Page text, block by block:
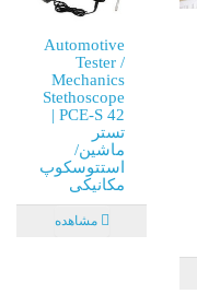
Automotive
Tester /
Mechanics
Stethoscope
PCE-S 42 |
تستر
ماشین/
استتوسکوپ
مکانیکی
مشاهده